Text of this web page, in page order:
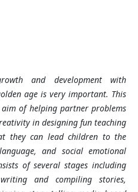
and development with
age is very important. This
of helping partner problems
in designing fun teaching
they can lead children to the
and social emotional
of several stages including
and compiling stories,